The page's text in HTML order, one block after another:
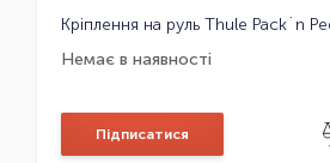
Кріплення на руль Thule Pack´n
Немає в наявності
Підписатися